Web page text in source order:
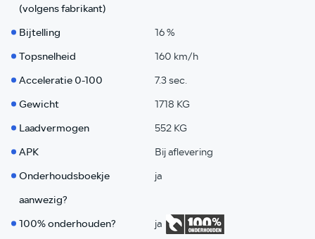
(volgens fabrikant)
Bijtelling
16 %
Topsnelheid
160 km/h
Acceleratie 0-100
7.3 sec.
Gewicht
1718 KG
Laadvermogen
552 KG
APK
Bij aflevering
Onderhoudsboekje
aanwezig?
ja
100% onderhouden?
ja